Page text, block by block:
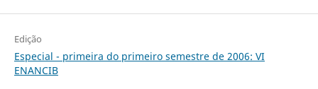
Edição
Especial - primeira do primeiro semestre de 2006: VI
ENANCIB